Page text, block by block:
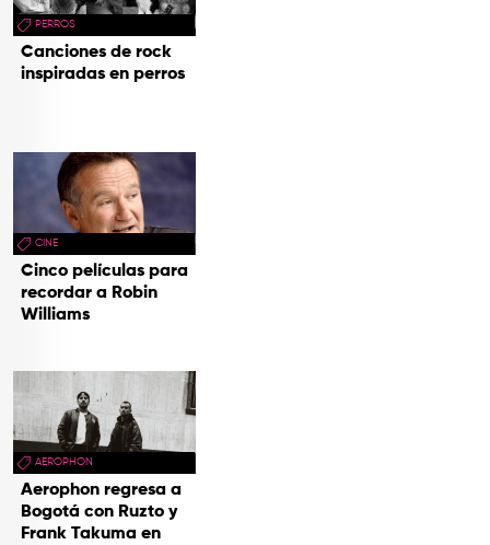
PERROS
Canciones de rock
inspiradas en perros
CINE
Cinco películas para
recordar a Robin
Williams
AEROPHON
Aerophon regresa a
Bogotá con Ruzto y
Frank Takuma en